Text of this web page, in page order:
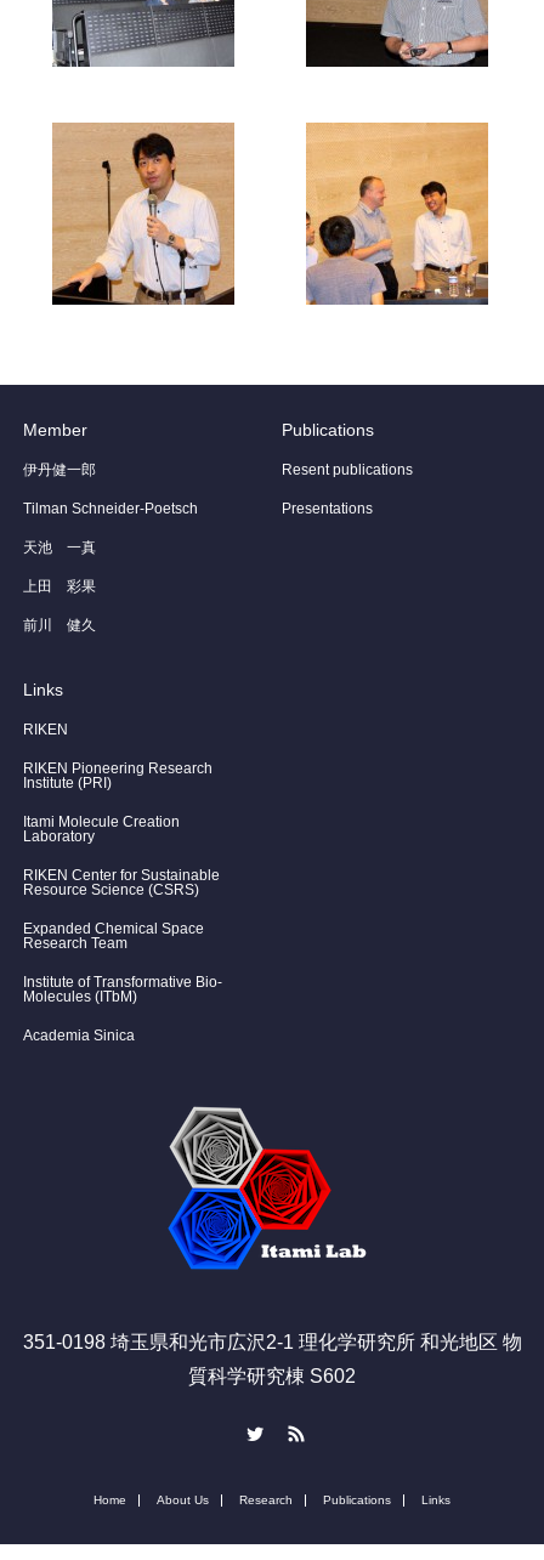
Member
伊丹健一郎
Tilman Schneider-Poetsch
天池 一真
上田 彩果
前川 健久
Publications
Resent publications
Presentations
Links
RIKEN
RIKEN Pioneering Research
Institute (PRI)
Itami Molecule Creation
Laboratory
RIKEN Center for Sustainable
Resource Science (CSRS)
Expanded Chemical Space
Research Team
Institute of Transformative Bio-
Molecules (ITbM)
Academia Sinica
351-0198 埼玉県和光市広沢2-1 理化学研究所 和光地区 物
質科学研究棟 S602
Home About Us Research Publications Links